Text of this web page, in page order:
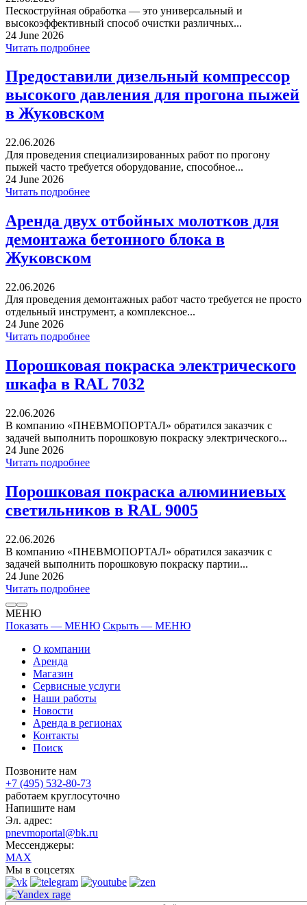
Пескоструйная обработка — это универсальный и
высокоэффективный способ очистки различных...
24 June 2026
Читать подробнее
Предоставили дизельный компрессор
высокого давления для прогона пыжей
в Жуковском
22.06.2026
Для проведения специализированных работ по прогону
пыжей часто требуется оборудование, способное...
24 June 2026
Читать подробнее
Аренда двух отбойных молотков для
демонтажа бетонного блока в
Жуковском
22.06.2026
Для проведения демонтажных работ часто требуется не просто
отдельный инструмент, а комплексное...
24 June 2026
Читать подробнее
Порошковая покраска электрического
шкафа в RAL 7032
22.06.2026
В компанию «ПНЕВМОПОРТАЛ» обратился заказчик с
задачей выполнить порошковую покраску электрического...
24 June 2026
Читать подробнее
Порошковая покраска алюминиевых
светильников в RAL 9005
22.06.2026
В компанию «ПНЕВМОПОРТАЛ» обратился заказчик с
задачей выполнить порошковую покраску партии...
24 June 2026
Читать подробнее
МЕНЮ
Показать — МЕНЮ Скрыть — МЕНЮ
О компании
Аренда
Магазин
Сервисные услуги
Наши работы
Новости
Аренда в регионах
Контакты
Поиск
Позвоните нам
+7 (495) 532-80-73
работаем круглосуточно
Напишите нам
Эл. адрес:
pnevmoportal@bk.ru
Мессенджеры:
MAX
Мы в соцсетях